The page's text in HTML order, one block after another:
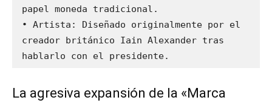
papel moneda tradicional.
• Artista: Diseñado originalmente por el
creador británico Iain Alexander tras
La agresiva expansión de la «Marca